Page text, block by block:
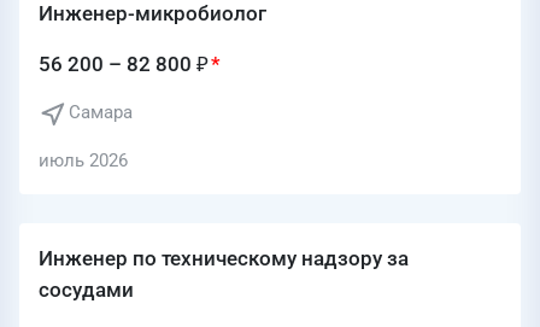
Инженер-микробиолог
56 200 – 82 800 ₽
Самара
июль 2026
Инженер по техническому надзору за
сосудами